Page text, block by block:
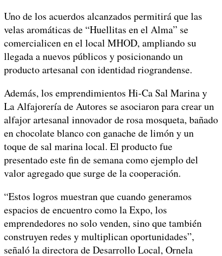
Uno de los acuerdos alcanzados permitirá que las
velas aromáticas de “Huellitas en el Alma” se
comercialicen en el local MHOD, ampliando su
llegada a nuevos públicos y posicionando un
producto artesanal con identidad riograndense.
Además, los emprendimientos Hi-Ca Sal Marina y
La Alfajorería de Autores se asociaron para crear un
alfajor artesanal innovador de rosa mosqueta, bañado
en chocolate blanco con ganache de limón y un
toque de sal marina local. El producto fue
presentado este fin de semana como ejemplo del
valor agregado que surge de la cooperación.
“Estos logros muestran que cuando generamos
espacios de encuentro como la Expo, los
emprendedores no solo venden, sino que también
construyen redes y multiplican oportunidades”,
señaló la directora de Desarrollo Local, Ornela